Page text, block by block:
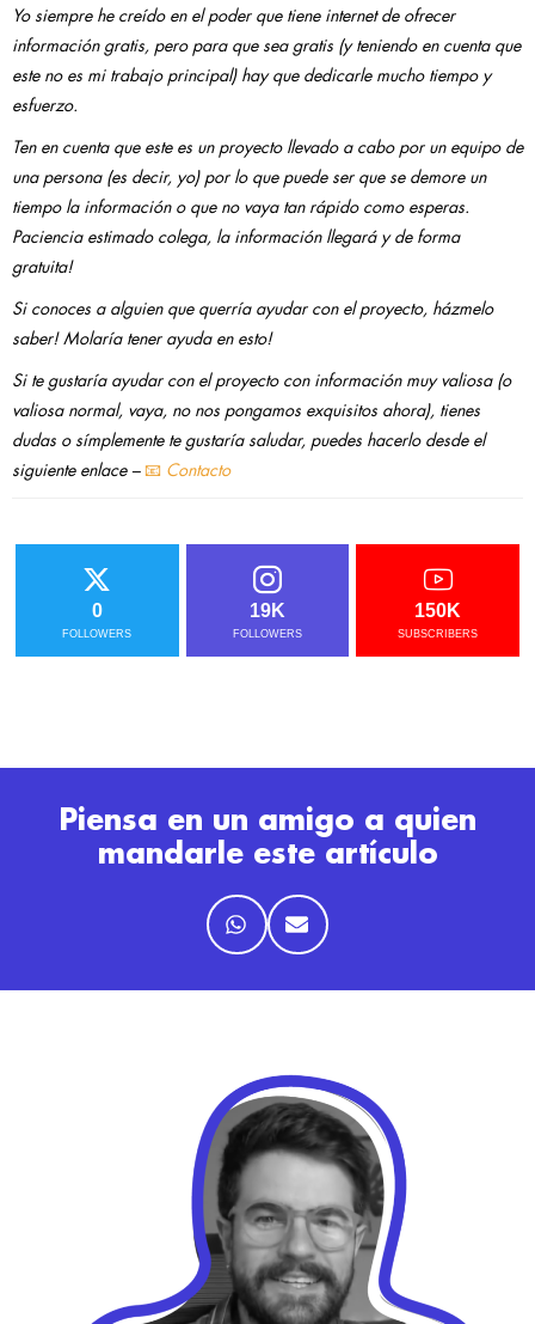
Yo siempre he creído en el poder que tiene internet de ofrecer
información gratis, pero para que sea gratis (y teniendo en cuenta que
este no es mi trabajo principal) hay que dedicarle mucho tiempo y
esfuerzo.
Ten en cuenta que este es un proyecto llevado a cabo por un equipo de
una persona (es decir, yo) por lo que puede ser que se demore un
tiempo la información o que no vaya tan rápido como esperas.
Paciencia estimado colega, la información llegará y de forma
gratuita!
Si conoces a alguien que querría ayudar con el proyecto, házmelo
saber! Molaría tener ayuda en esto!
Si te gustaría ayudar con el proyecto con información muy valiosa (o
valiosa normal, vaya, no nos pongamos exquisitos ahora), tienes
dudas o símplemente te gustaría saludar, puedes hacerlo desde el
siguiente enlace – 📧 Contacto
0
FOLLOWERS
19K
FOLLOWERS
150K
SUBSCRIBERS
Piensa en un amigo a quien
mandarle este artículo